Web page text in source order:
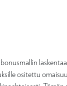
ositettu